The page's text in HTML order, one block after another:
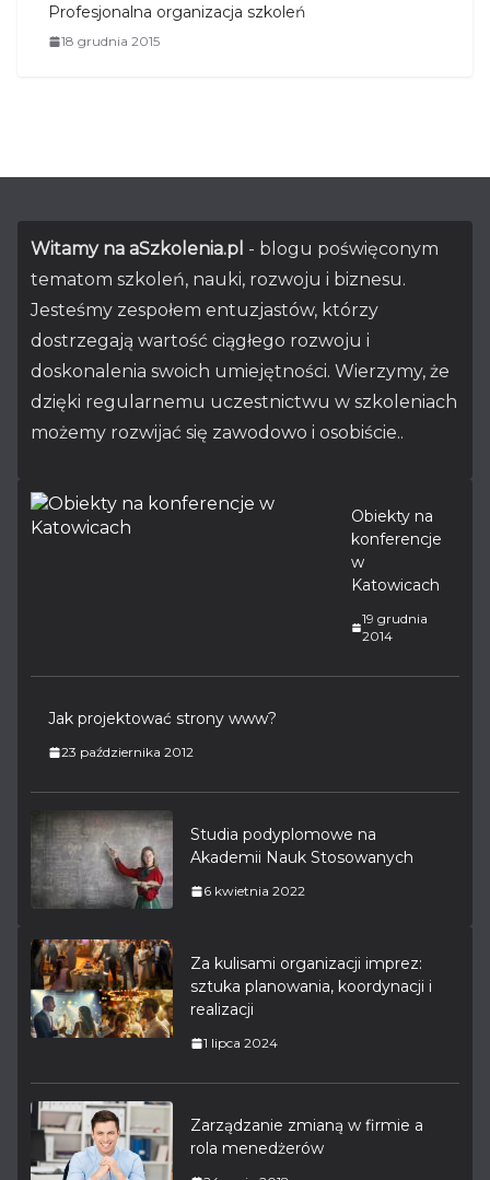
Profesjonalna organizacja szkoleń
18 grudnia 2015
Witamy na aSzkolenia.pl - blogu poświęconym
tematom szkoleń, nauki, rozwoju i biznesu.
Jesteśmy zespołem entuzjastów, którzy
dostrzegają wartość ciągłego rozwoju i
doskonalenia swoich umiejętności. Wierzymy, że
dzięki regularnemu uczestnictwu w szkoleniach
możemy rozwijać się zawodowo i osobiście..
Obiekty na
konferencje
w
Katowicach
19 grudnia
2014
Jak projektować strony www?
23 października 2012
Studia podyplomowe na
Akademii Nauk Stosowanych
6 kwietnia 2022
Za kulisami organizacji imprez:
sztuka planowania, koordynacji i
realizacji
1 lipca 2024
Zarządzanie zmianą w firmie a
rola menedżerów